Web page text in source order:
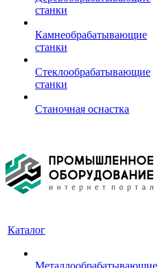
станки
Камнеобрабатывающие
станки
Стеклообрабатывающие
станки
Станочная оснастка
Каталог
Металлообрабатывающие